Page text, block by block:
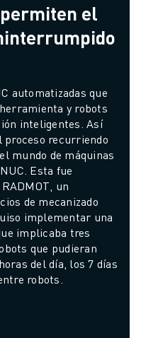
permiten el
automatizadas que
y robots
inteligentes. Así
recurriendo
mundo de máquinas
Esta fue
un
de mecanizado
implementar una
implicaba tres
que pudieran
del día, los 7 días
robots.